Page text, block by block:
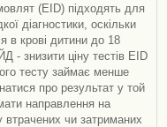
(EID) підходять для
діагностики, оскільки
в крові дитини до 18
- знизити ціну тестів EID
тесту займає менше
про результат у той
направлення на
втрачених чи затриманих